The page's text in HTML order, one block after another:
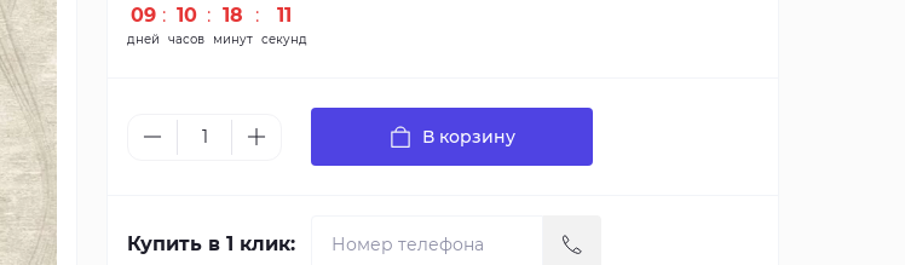
09
дней
: 10
часов
: 18
минут
: 10
секунд
В корзину
Купить в 1 клик: